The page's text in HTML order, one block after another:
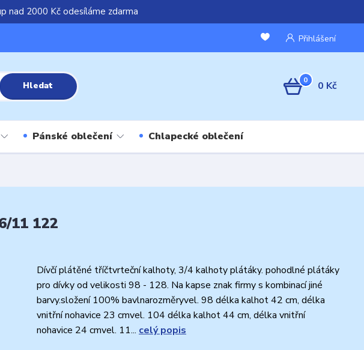
nad 2000 Kč odesíláme zdarma
Přihlášení
Hledat 0 0 Kč
Pánské oblečení Chlapecké oblečení
11 122
Dívčí plátěné tříčtvrteční kalhoty, 3/4 kalhoty plátáky. pohodlné plátáky
pro dívky od velikosti 98 - 128. Na kapse znak firmy s kombinací jiné
barvy.složení 100% bavlnarozměryvel. 98 délka kalhot 42 cm, délka
vnitřní nohavice 23 cmvel. 104 délka kalhot 44 cm, délka vnitřní
nohavice 24 cmvel. 11... celý popis